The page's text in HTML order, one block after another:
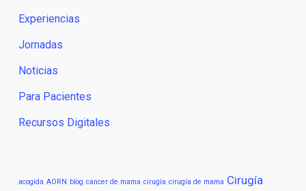
Experiencias
Jornadas
Noticias
Para Pacientes
Recursos Digitales
acogida AORN blog cancer de mama cirugía cirugía de mama Cirugía